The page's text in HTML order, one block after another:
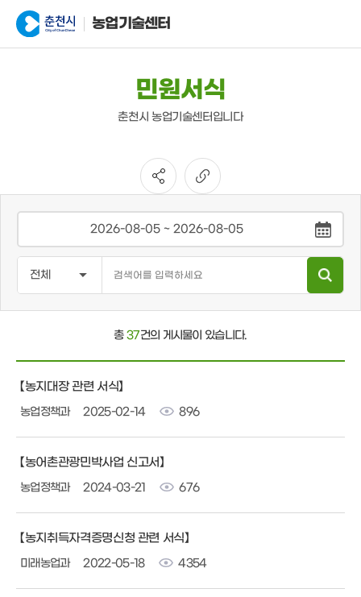
농업기술센터
민원서식
춘천시 농업기술센터입니다
총37건의 게시물이 있습니다.
【농지대장 관련 서식】
농업정책과 2025-02-14 896
【농어촌관광민박사업 신고서】
농업정책과 2024-03-21 676
【농지취득자격증명신청 관련 서식】
미래농업과 2022-05-18 4354